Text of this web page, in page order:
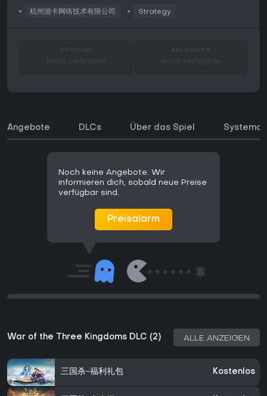
杭州游卡网络技术有限公司 Strategy
Nicht verfügbar Nicht verfügbar
Angebote DLCs Über das Spiel
Noch keine Angebote. Wir
informieren dich, sobald neue Preise
verfügbar sind.
Preisalarm
War of the Three Kingdoms DLC (2) ALLE ANZEIGEN
三国杀-福利礼包 Kostenlos